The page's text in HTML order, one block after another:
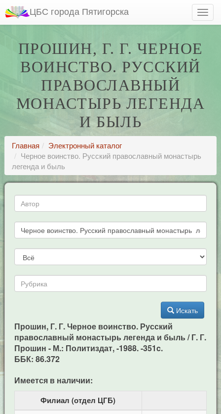
ЦБС города Пятигорска
ПРОШИН, Г. Г. ЧЕРНОЕ
ВОИНСТВО. РУССКИЙ
ПРАВОСЛАВНЫЙ
МОНАСТЫРЬ ЛЕГЕНДА
И БЫЛЬ
Главная
Электронный каталог
Черное воинство. Русский православный монастырь
легенда и быль
Искать
Прошин, Г. Г. Черное воинство. Русский
православный монастырь легенда и быль / Г. Г.
Прошин - М.: Политиздат, -1988. -351c.
ББК: 86.372
Имеется в наличии:
Филиал (отдел ЦГБ)